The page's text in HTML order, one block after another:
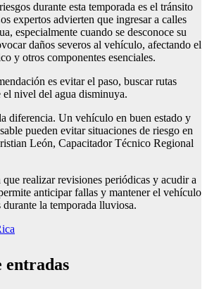
durante esta temporada es el tránsito
expertos advierten que ingresar a calles
especialmente cuando se desconoce su
daños severos al vehículo, afectando el
y otros componentes esenciales.
es evitar el paso, buscar rutas
el nivel del agua disminuya.
diferencia. Un vehículo en buen estado y
pueden evitar situaciones de riesgo en
León, Capacitador Técnico Regional
que realizar revisiones periódicas y acudir a
anticipar fallas y mantener el vehículo
la temporada lluviosa.
entradas